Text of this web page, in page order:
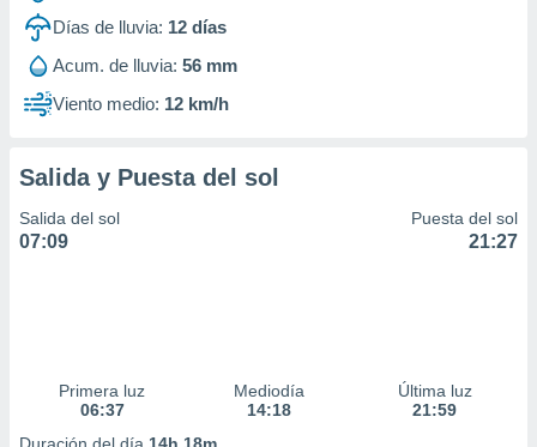
Días de lluvia: 12 días
Acum. de lluvia: 56 mm
Viento medio: 12 km/h
Salida y Puesta del sol
Salida del sol
07:09
Puesta del sol
21:27
Primera luz
06:37
Mediodía
14:18
Última luz
21:59